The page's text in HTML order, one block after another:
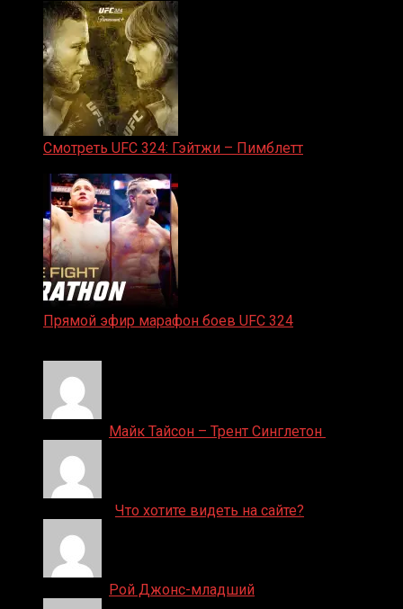
Смотреть UFC 324: Гэйтжи – Пимблетт
Прямой эфир марафон боев UFC 324
Майк Тайсон – Трент Синглетон
Что хотите видеть на сайте?
Рой Джонс-младший